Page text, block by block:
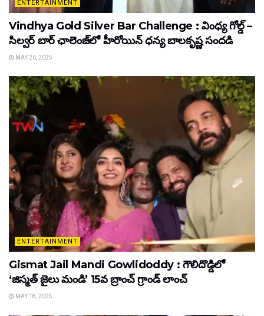
ENTERTAINMENT
Vindhya Gold Silver Bar Challenge : వింధ్య గోల్డ్ –
సిల్వర్ బార్ ఛాలెంజ్‌లో హీరోయిన్ ధ‌న్య బాల‌కృష్ణ‌ సందడి
MAY 26, 2025
ENTERTAINMENT
Gismat Jail Mandi Gowlidoddy : గౌలిదొడ్డిలో
‘జిస్మత్ జైలు మండి’ 15వ బ్రాంచ్ గ్రాండ్ లాంచ్
MAY 18, 2025